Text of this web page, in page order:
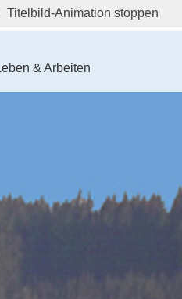
Titelbild-Animation stoppen
& Arbeiten